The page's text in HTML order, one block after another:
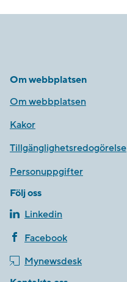
Om webbplatsen
Om webbplatsen
Kakor
Tillgänglighetsredogörelse
Personuppgifter
Följ oss
Linkedin
Facebook
Mynewsdesk